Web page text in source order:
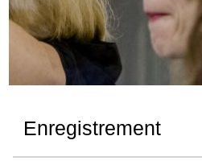
Enregistrement